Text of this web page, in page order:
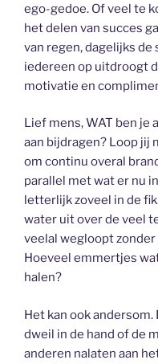
ego-gedoe. Of veel te
het delen van succes
van regen, dagelijks
iedereen op uitdroogt
motivatie en
Lief mens, WAT ben je
aan bijdragen? Loop
om continu overal
parallel met wat er nu
letterlijk zoveel in de
water uit over de veel
veelal wegloopt
Hoeveel emmertjes
halen?
Het kan ook
dweil in de hand of de
anderen nalaten aan